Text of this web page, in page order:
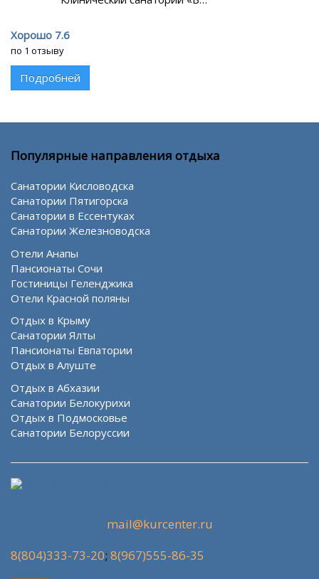
Хорошо 7.6
по 1 отзыву
Подробней
Популярные направления отдыха
Санатории Кисловодска
Санатории Пятигорска
Санатории в Ессентуках
Санатории Железноводска
Отели Анапы
Пансионаты Сочи
Гостиницы Геленджика
Отели Красной поляны
Отдых в Крыму
Санатории Ялты
Пансионаты Евпатории
Отдых в Алуште
Отдых в Абхазии
Санатории Белокурихи
Отдых в Подмосковье
Санатории Белоруссии
mail@kurcenter.ru
8(804)333-73-20; 8(967)555-86-35